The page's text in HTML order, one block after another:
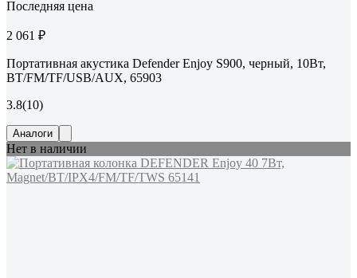
Последняя цена
2 061 ₽
Портативная акустика Defender Enjoy S900, черный, 10Вт,
BT/FM/TF/USB/AUX, 65903
3.8(10)
Аналоги
Нет в наличии